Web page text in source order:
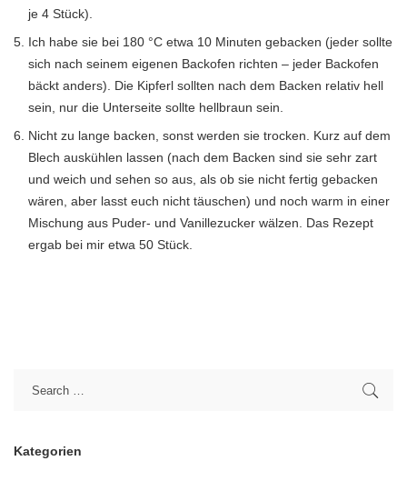
je 4 Stück).
Ich habe sie bei 180 °C etwa 10 Minuten gebacken (jeder sollte
sich nach seinem eigenen Backofen richten – jeder Backofen
bäckt anders). Die Kipferl sollten nach dem Backen relativ hell
sein, nur die Unterseite sollte hellbraun sein.
Nicht zu lange backen, sonst werden sie trocken. Kurz auf dem
Blech auskühlen lassen (nach dem Backen sind sie sehr zart
und weich und sehen so aus, als ob sie nicht fertig gebacken
wären, aber lasst euch nicht täuschen) und noch warm in einer
Mischung aus Puder- und Vanillezucker wälzen. Das Rezept
ergab bei mir etwa 50 Stück.
Kategorien